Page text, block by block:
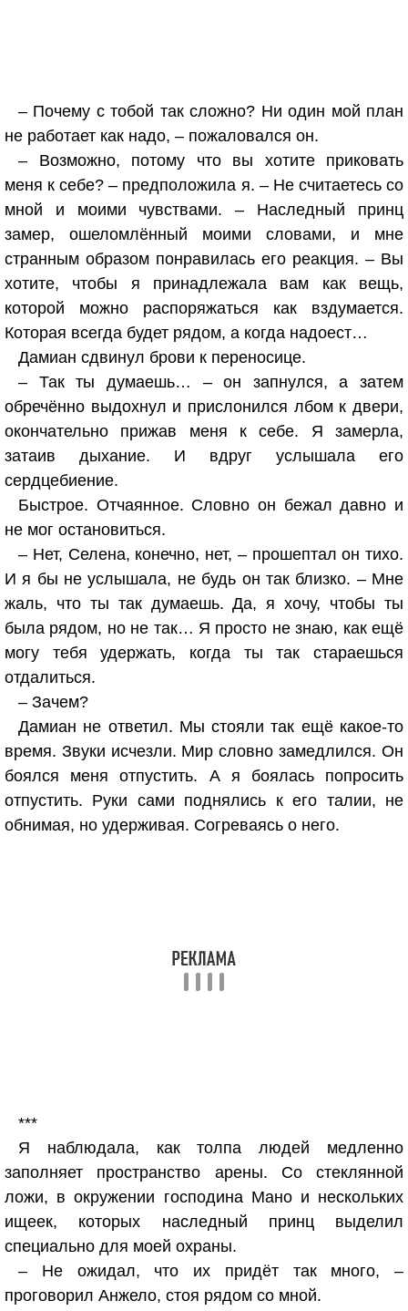
– Почему с тобой так сложно? Ни один мой план
не работает как надо, – пожаловался он.
– Возможно, потому что вы хотите приковать
меня к себе? – предположила я. – Не считаетесь со
мной и моими чувствами. – Наследный принц
замер, ошеломлённый моими словами, и мне
странным образом понравилась его реакция. – Вы
хотите, чтобы я принадлежала вам как вещь,
которой можно распоряжаться как вздумается.
Которая всегда будет рядом, а когда надоест…
Дамиан сдвинул брови к переносице.
– Так ты думаешь… – он запнулся, а затем
обречённо выдохнул и прислонился лбом к двери,
окончательно прижав меня к себе. Я замерла,
затаив дыхание. И вдруг услышала его
сердцебиение.
Быстрое. Отчаянное. Словно он бежал давно и
не мог остановиться.
– Нет, Селена, конечно, нет, – прошептал он тихо.
И я бы не услышала, не будь он так близко. – Мне
жаль, что ты так думаешь. Да, я хочу, чтобы ты
была рядом, но не так… Я просто не знаю, как ещё
могу тебя удержать, когда ты так стараешься
отдалиться.
– Зачем?
Дамиан не ответил. Мы стояли так ещё какое-то
время. Звуки исчезли. Мир словно замедлился. Он
боялся меня отпустить. А я боялась попросить
отпустить. Руки сами поднялись к его талии, не
обнимая, но удерживая. Согреваясь о него.
***
Я наблюдала, как толпа людей медленно
заполняет пространство арены. Со стеклянной
ложи, в окружении господина Мано и нескольких
ищеек, которых наследный принц выделил
специально для моей охраны.
– Не ожидал, что их придёт так много, –
проговорил Анжело, стоя рядом со мной.